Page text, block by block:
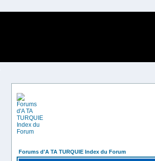
Forums d'A TA TURQUIE Index du Forum